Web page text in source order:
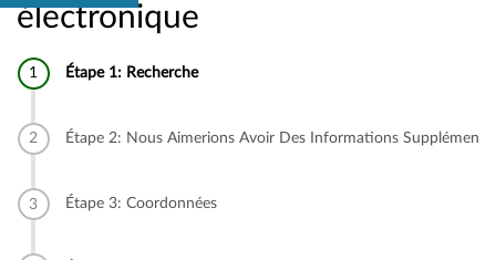
électronique
Étape 1: Recherche
Étape 2: Nous Aimerions Avoir Des Informations
Étape 3: Coordonnées